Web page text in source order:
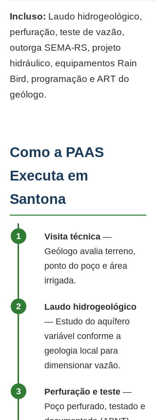
Incluso: Laudo hidrogeológico,
perfuração, teste de vazão,
outorga SEMA-RS, projeto
hidráulico, equipamentos Rain
Bird, programação e ART do
geólogo.
Como a PAAS
Executa em
Santona
Visita técnica —
Geólogo avalia terreno,
ponto do poço e área
irrigada.
Laudo hidrogeológico
— Estudo do aquífero
variável conforme a
geologia local para
dimensionar vazão.
Perfuração e teste —
Poço perfurado, testado e